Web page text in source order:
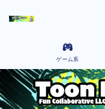
home
Ai lain spear
ゲーム系